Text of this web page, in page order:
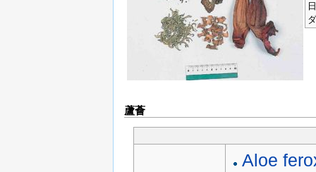
蘆薈
Aloe